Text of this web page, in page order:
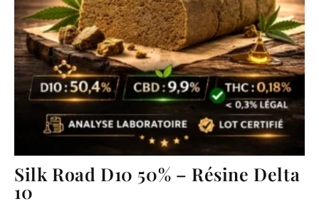
Silk Road D10 50% – Résine Delta
10